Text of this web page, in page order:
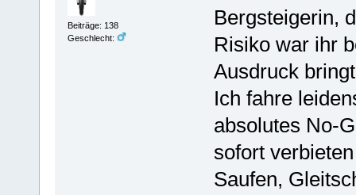
Beiträge: 138
Geschlecht:
Bergsteigerin,
Risiko war ihr
Ausdruck
Ich fahre
absolutes No-
sofort
Saufen,